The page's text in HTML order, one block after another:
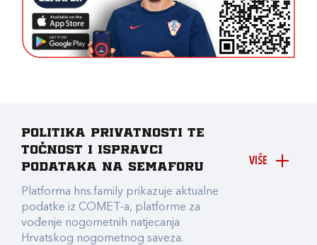
VIŠE
Politika privatnosti te
točnost i ispravci
podataka na Semaforu
Platforma hns.family prikazuje aktualne
podatke iz COMET-a, platforme za
vođenje nogometnih natjecanja
Hrvatskog nogometnog saveza.